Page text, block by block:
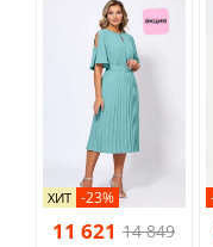
ХИТ -23%
11 621 14 849